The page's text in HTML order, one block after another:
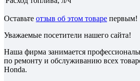
Оставьте отзыв об этом товаре первым!
Уважаемые посетители нашего сайта!
Наша фирма занимается
по ремонту и обслуживанию всех
Honda.